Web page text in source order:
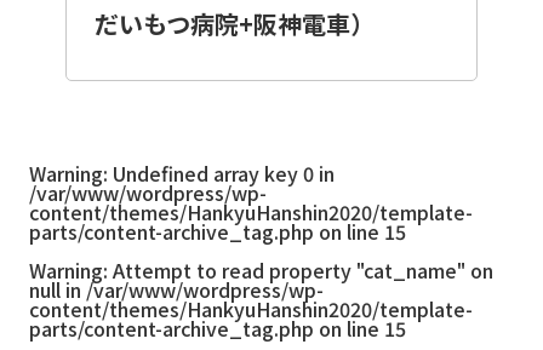
だいもつ病院+阪神電車）
Warning: Undefined array key 0 in
/var/www/wordpress/wp-
content/themes/HankyuHanshin2020/template-
parts/content-archive_tag.php on line 15
Warning: Attempt to read property "cat_name" on
null in /var/www/wordpress/wp-
content/themes/HankyuHanshin2020/template-
parts/content-archive_tag.php on line 15